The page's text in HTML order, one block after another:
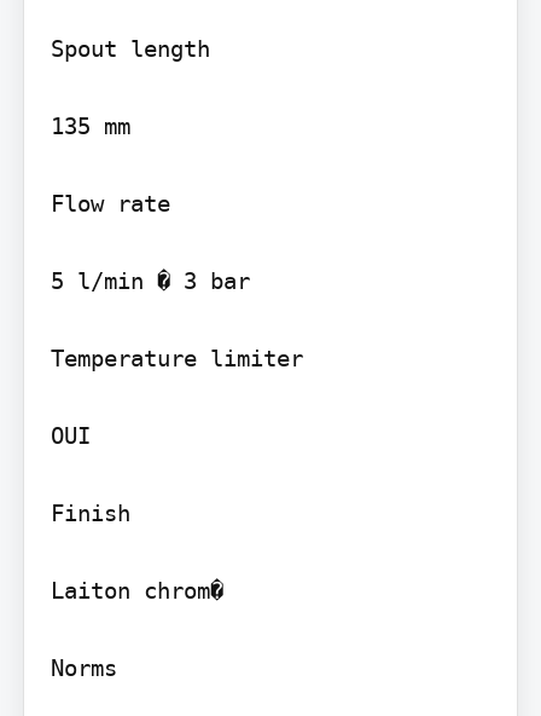
Spout length
135 mm
Flow rate
5 l/min � 3 bar
Temperature limiter
OUI
Finish
Laiton chrom�
Norms